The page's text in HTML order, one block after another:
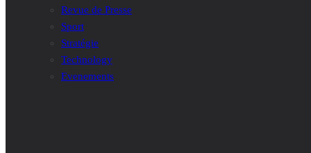
Revue de Presse
Sport
Stratégie
Technology
Evenements